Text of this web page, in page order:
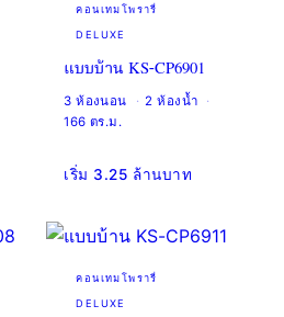
คอนเทมโพรารี่
DELUXE
แบบบ้าน KS-CP6901
3 ห้องนอน
2 ห้องน้ำ
166 ตร.ม.
เริ่ม 3.25 ล้านบาท
คอนเทมโพรารี่
DELUXE